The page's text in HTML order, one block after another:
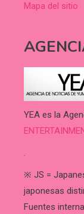
Mapa del sitio
YEA es la
.
※ JS =
japonesas
Fuentes